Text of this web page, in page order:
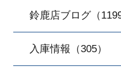
鈴鹿店ブログ（1199
入庫情報（305）